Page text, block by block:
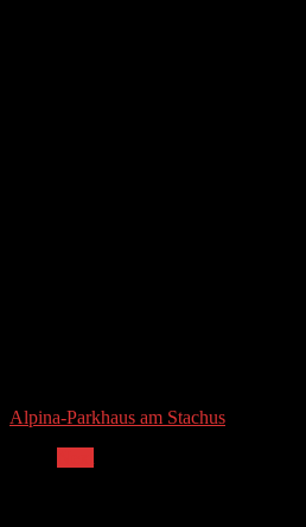
Alpina-Parkhaus am Stachus